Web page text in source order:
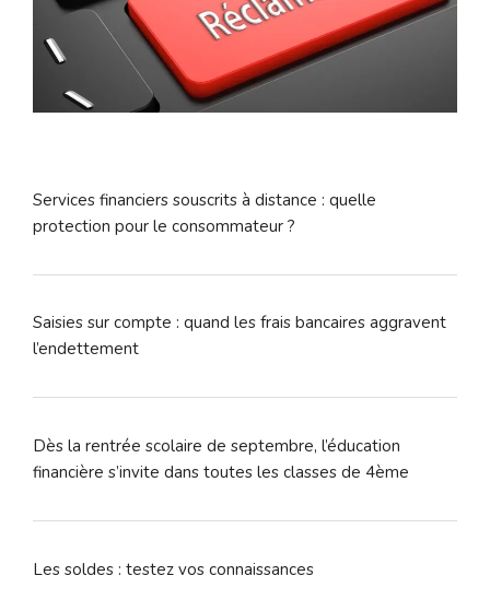
Services financiers souscrits à distance : quelle
protection pour le consommateur ?
Saisies sur compte : quand les frais bancaires aggravent
l’endettement
Dès la rentrée scolaire de septembre, l’éducation
financière s’invite dans toutes les classes de 4ème
Les soldes : testez vos connaissances